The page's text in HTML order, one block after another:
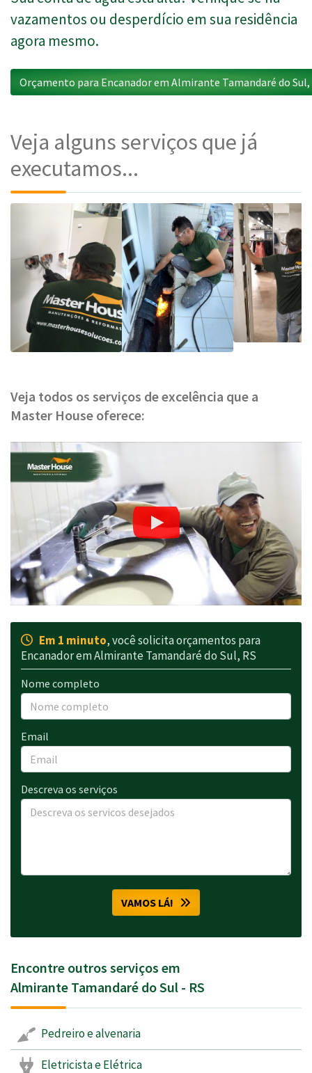
vazamentos ou desperdício em sua residência
agora mesmo.
Orçamento para Encanador em Almirante Tamandaré do Sul,
Veja alguns serviços que já
executamos...
Veja todos os serviços de excelência que a
Master House oferece:
Em 1 minuto, você solicita orçamentos para
Encanador em Almirante Tamandaré do Sul, RS
Nome completo
Email
Descreva os serviços
VAMOS LÁ!
Encontre outros serviços em
Almirante Tamandaré do Sul - RS
Pedreiro e alvenaria
Eletricista e Elétrica